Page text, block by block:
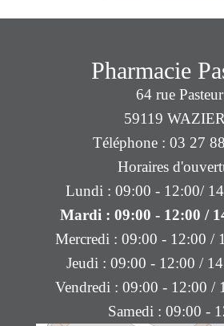
Pharmacie
64 rue Pasteur
59119
Téléphone : 03 27
Horaires
Lundi : 09:00 - 12:00/
Mardi : 09:00 - 12:00 /
Mercredi : 09:00 - 12:00 /
Jeudi : 09:00 - 12:00 /
Vendredi : 09:00 - 12:00 /
Samedi : 09:00 -